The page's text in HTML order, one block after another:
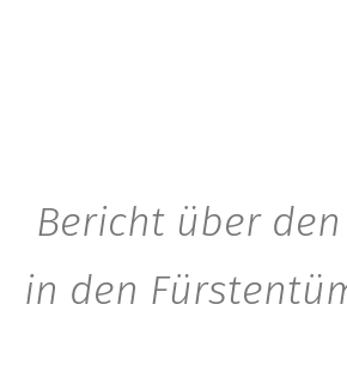
Bericht über
in den